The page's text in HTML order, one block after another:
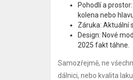
Pohodlí a
kolena nebo
Záruka: Aktuální
Design: Nové
2025 fakt táhne.
Samozřejmě, ne
dálnici, nebo kvalita